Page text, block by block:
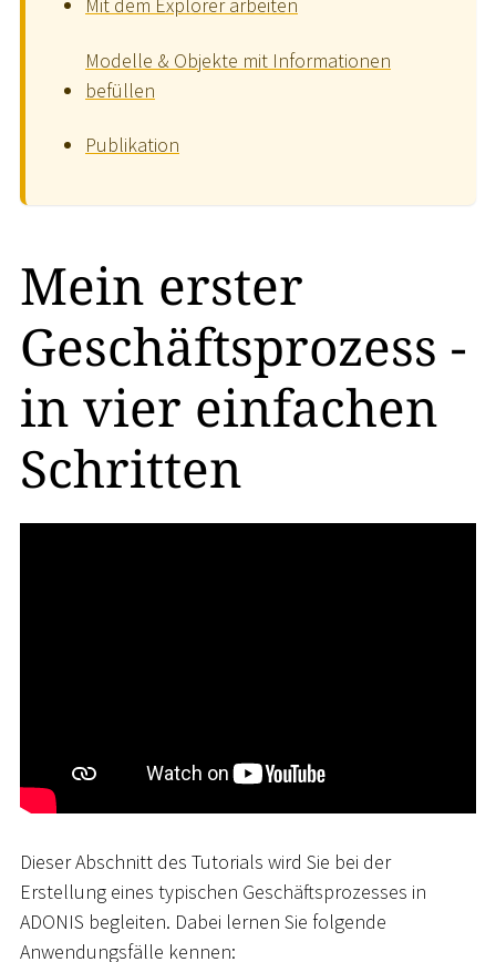
Mit dem Explorer arbeiten
Modelle & Objekte mit Informationen
befüllen
Publikation
Mein erster
Geschäftsprozess -
in vier einfachen
Schritten
Dieser Abschnitt des Tutorials wird Sie bei der
Erstellung eines typischen Geschäftsprozesses in
ADONIS begleiten. Dabei lernen Sie folgende
Anwendungsfälle kennen: